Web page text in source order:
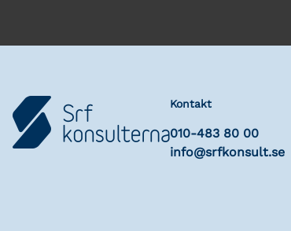
Kontakt
010-483 80 00
info@srfkonsult.se